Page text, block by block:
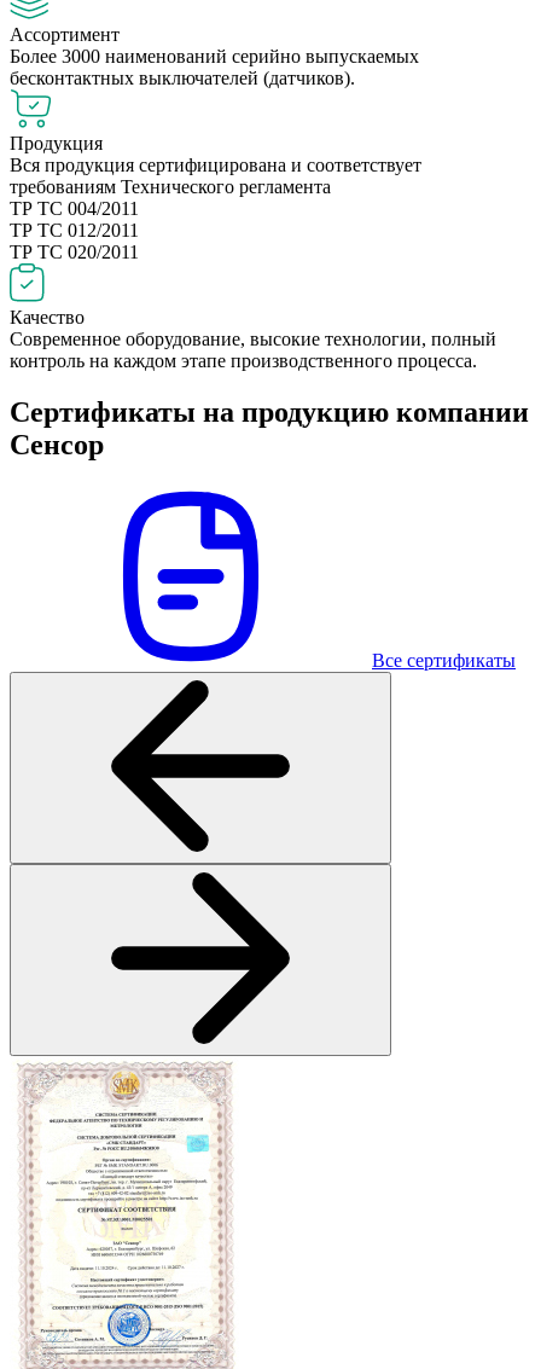
Ассортимент
Более 3000 наименований серийно выпускаемых
бесконтактных выключателей (датчиков).
Продукция
Вся продукция сертифицирована и соответствует
требованиям Технического регламента
ТР ТС 004/2011
ТР ТС 012/2011
ТР ТС 020/2011
Качество
Современное оборудование, высокие технологии, полный
контроль на каждом этапе производственного процесса.
Сертификаты на продукцию компании
Сенсор
Все сертификаты